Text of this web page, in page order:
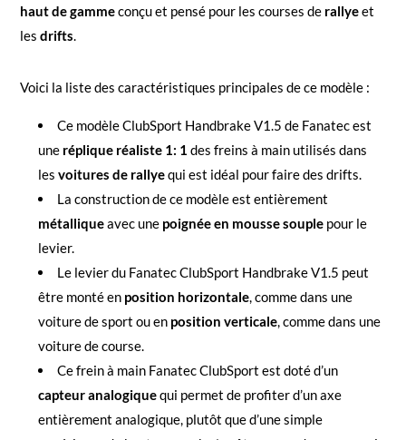
haut de gammeconçu et pensé pour les courses de rallyeet
les drifts
Voici la liste des caractéristiques principales de ce modèle :
Ce modèle ClubSport Handbrake V1.5 de Fanatec est
une réplique réaliste 1: 1 des freins à main utilisés dans
les voitures de rallyequi est idéal pour faire des drifts.
La construction de ce modèle est entièrement
métalliqueavec une poignée en mousse souplepour le
levier.
Le levier du Fanatec ClubSport Handbrake V1.5 peut
être monté en position horizontale, comme dans une
voiture de sport ou en position verticale, comme dans une
voiture de course.
Ce frein à main Fanatec ClubSport est doté d’un
capteur analogiquequi permet de profiter d’un axe
entièrement analogique, plutôt que d’une simple